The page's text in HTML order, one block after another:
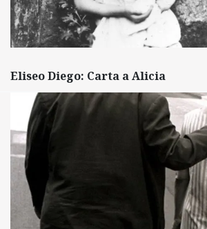
Eliseo Diego: Carta a Alicia